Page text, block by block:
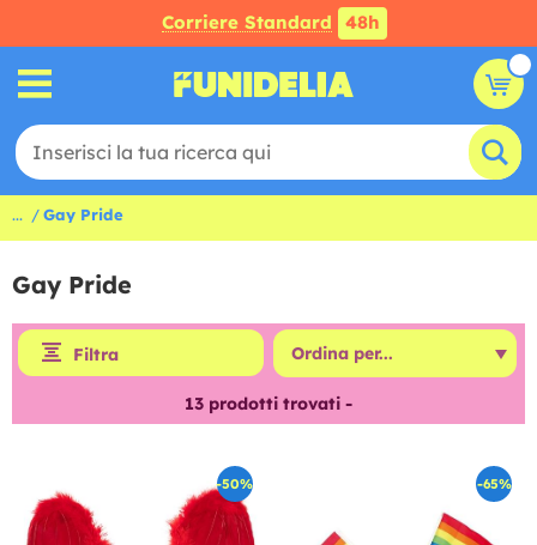
Corriere Standard 48h
... Gay Pride
Gay Pride
Filtra
13 prodotti trovati -
-50% -65%